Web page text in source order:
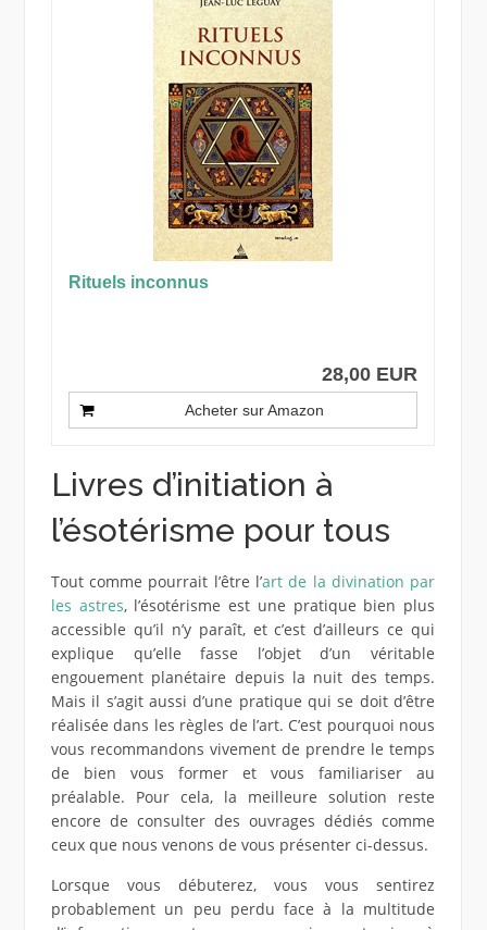
Rituels inconnus
28,00 EUR
Acheter sur Amazon
Livres d’initiation à
l’ésotérisme pour tous
Tout comme pourrait l’être l’art de la divination par
les astres, l’ésotérisme est une pratique bien plus
accessible qu’il n’y paraît, et c’est d’ailleurs ce qui
explique qu’elle fasse l’objet d’un véritable
engouement planétaire depuis la nuit des temps.
Mais il s’agit aussi d’une pratique qui se doit d’être
réalisée dans les règles de l’art. C’est pourquoi nous
vous recommandons vivement de prendre le temps
de bien vous former et vous familiariser au
préalable. Pour cela, la meilleure solution reste
encore de consulter des ouvrages dédiés comme
ceux que nous venons de vous présenter ci-dessus.
Lorsque vous débuterez, vous vous sentirez
probablement un peu perdu face à la multitude